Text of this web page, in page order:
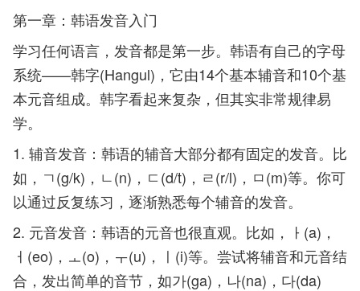
第一章：韩语发音入门
学习任何语言，发音都是第一步。韩语有自己的字母
系统——韩字(Hangul)，它由14个基本辅音和10个基
本元音组成。韩字看起来复杂，但其实非常规律易
学。
1. 辅音发音：韩语的辅音大部分都有固定的发音。比
如，ㄱ(g/k)，ㄴ(n)，ㄷ(d/t)，ㄹ(r/l)，ㅁ(m)等。你可
以通过反复练习，逐渐熟悉每个辅音的发音。
2. 元音发音：韩语的元音也很直观。比如，ㅏ(a)，
ㅓ(eo)，ㅗ(o)，ㅜ(u)，ㅣ(i)等。尝试将辅音和元音结
合，发出简单的音节，如가(ga)，나(na)，다(da)